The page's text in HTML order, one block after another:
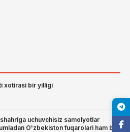
xotirasi bir yilligi
uchuvchisiz samolyotlar
O'zbekiston fuqarolari ham bor